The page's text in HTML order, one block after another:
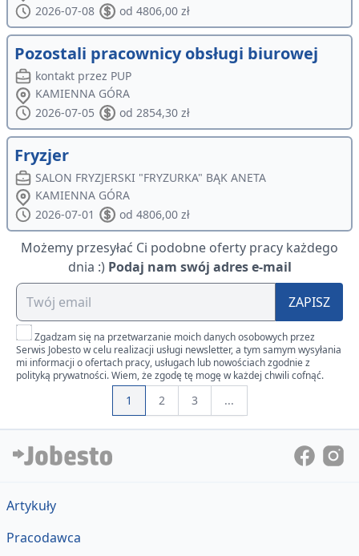
2026-07-08
od 4806,00 zł
Pozostali pracownicy obsługi biurowej
kontakt przez PUP
KAMIENNA GÓRA
2026-07-05
od 2854,30 zł
Fryzjer
SALON FRYZJERSKI "FRYZURKA" BĄK ANETA
KAMIENNA GÓRA
2026-07-01
od 4806,00 zł
Możemy przesyłać Ci podobne oferty pracy każdego
dnia :) Podaj nam swój adres e-mail
ZAPISZ
Zgadzam się na przetwarzanie moich danych osobowych przez
Serwis Jobesto w celu realizacji usługi newsletter, a tym samym wysyłania
mi informacji o ofertach pracy, usługach lub nowościach zgodnie z
polityką prywatności. Wiem, że zgodę tę mogę w każdej chwili cofnąć.
1 2 3 ...
Artykuły
Pracodawca